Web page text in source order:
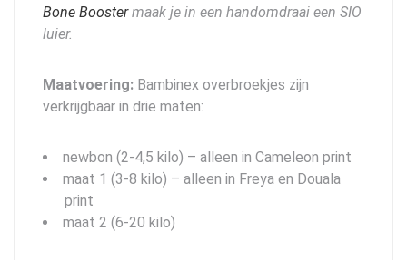
Bone Boostermaak je in een handomdraai een SIO
luier.
Maatvoering: Bambinex overbroekjes zijn
verkrijgbaar in drie maten:
newbon (2-4,5 kilo) – alleen in Cameleon print
maat 1 (3-8 kilo) – alleen in Freya en Douala
print
maat 2 (6-20 kilo)